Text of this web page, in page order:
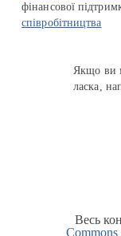
фінансової
співробітництва
Якщо ви
ласка,
Весь